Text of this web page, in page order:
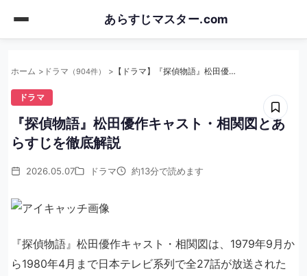
content
あらすじマスター.com
ホーム ドラマ （904件） 【ドラマ】『探偵物語』松田優作キャスト・相関図とあらすじを徹底解説
ドラマ
『探偵物語』松田優作キャスト・相関図とあ
らすじを徹底解説
2026.05.07 ドラマ 約13分で読めます
『探偵物語』松田優作キャスト・相関図は、1979年9月か
ら1980年4月まで日本テレビ系列で全27話が放送された